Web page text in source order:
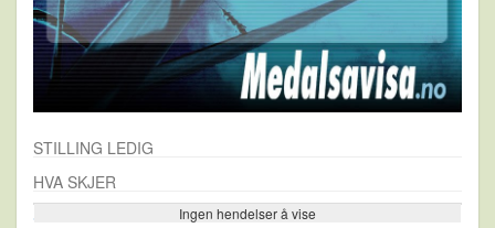
STILLING LEDIG
HVA SKJER
Ingen hendelser å vise
Se flere…